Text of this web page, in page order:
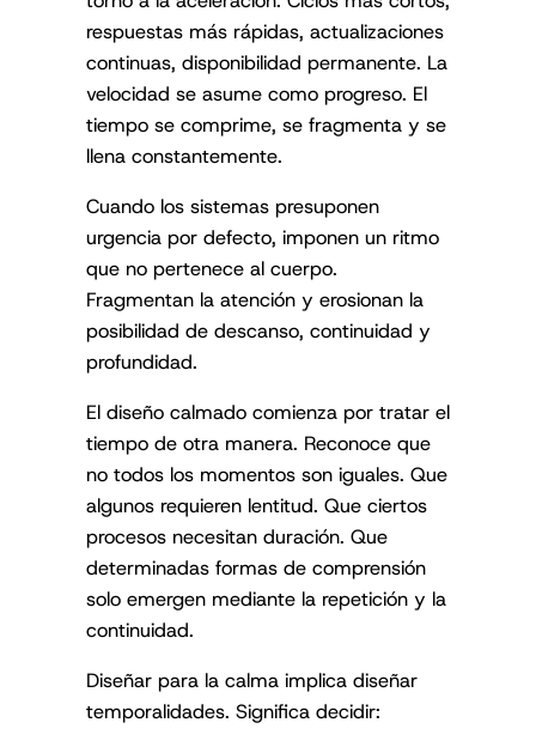
respuestas más rápidas, actualizaciones
continuas, disponibilidad permanente. La
velocidad se asume como progreso. El
tiempo se comprime, se fragmenta y se
llena constantemente.
Cuando los sistemas presuponen
urgencia por defecto, imponen un ritmo
que no pertenece al cuerpo.
Fragmentan la atención y erosionan la
posibilidad de descanso, continuidad y
profundidad.
El diseño calmado comienza por tratar el
tiempo de otra manera. Reconoce que
no todos los momentos son iguales. Que
algunos requieren lentitud. Que ciertos
procesos necesitan duración. Que
determinadas formas de comprensión
solo emergen mediante la repetición y la
continuidad.
Diseñar para la calma implica diseñar
temporalidades. Significa decidir: